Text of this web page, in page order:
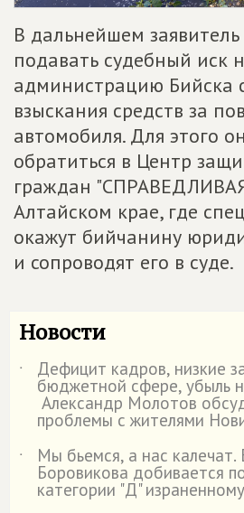
В дальнейшем
подавать судебный иск
администрацию Бийска
взыскания средств за
автомобиля. Для этого
обратиться в Центр
граждан
Алтайском крае, где
окажут бийчанину
и сопроводят его в суде.
Новости
˙ Дефицит кадров, низкие
бюджетной сфере, убыль
Александр Молотов
проблемы с жителями
˙
Мы бьемся, а нас калечат.
Боровикова добивается
категории "Д"